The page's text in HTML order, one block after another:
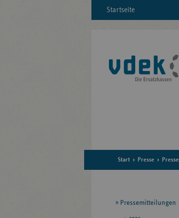
Startseite
Start Presse
Seitennavigation
Pressemitteilungen